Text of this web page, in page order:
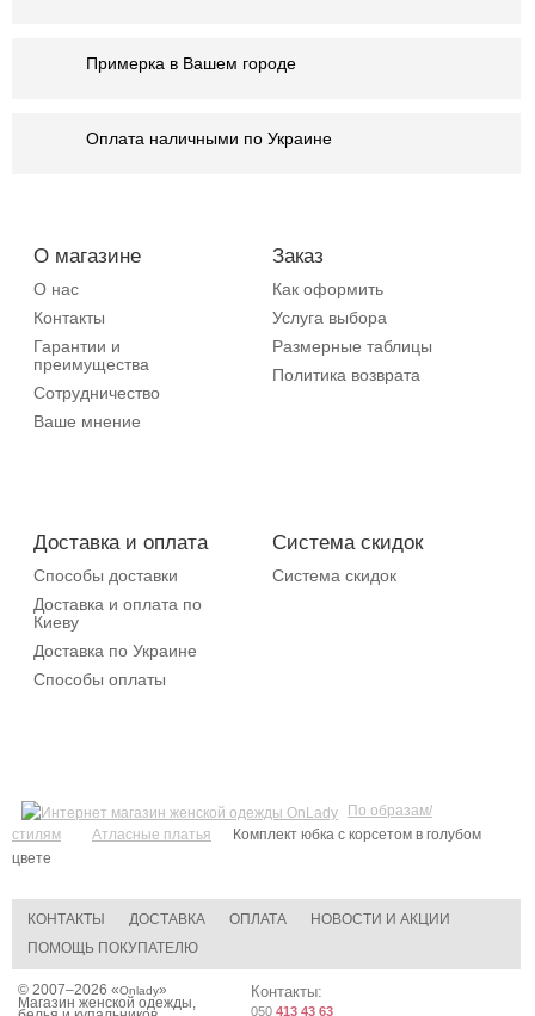
Примерка в Вашем городе
Оплата наличными по Украине
О магазине
О нас
Контакты
Гарантии и
преимущества
Сотрудничество
Ваше мнение
Заказ
Как оформить
Услуга выбора
Размерные таблицы
Политика возврата
Доставка и оплата
Способы доставки
Доставка и оплата по
Киеву
Доставка по Украине
Способы оплаты
Система скидок
Система скидок
По образам/
стилям
Атласные платья
Комплект юбка с корсетом в голубом
цвете
КОНТАКТЫ ДОСТАВКА ОПЛАТА
НОВОСТИ И АКЦИИ
ПОМОЩЬ ПОКУПАТЕЛЮ
© 2007–2026 «Onlady»
Магазин женской одежды,
Контакты:
050 413 43 63